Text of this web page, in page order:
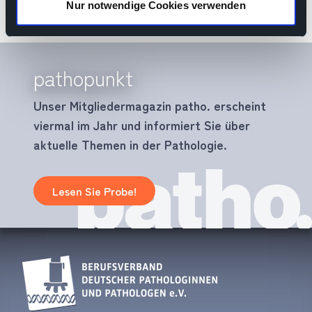
Nur notwendige Cookies verwenden
pathopunkt
Unser Mitgliedermagazin patho. erscheint
viermal im Jahr und informiert Sie über
aktuelle Themen in der Pathologie.
Lesen Sie Probe!